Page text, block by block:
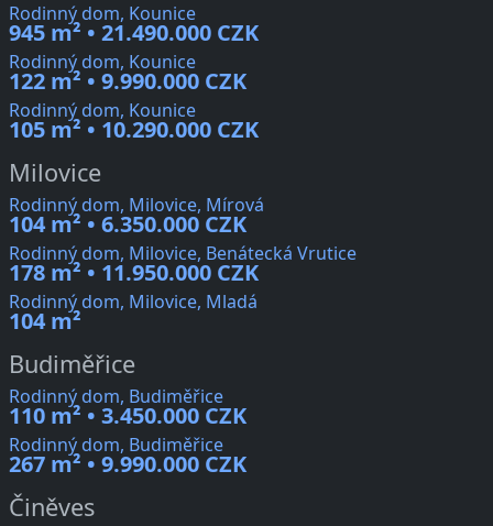
Rodinný dom, Kounice
945 m² • 21.490.000 CZK
Rodinný dom, Kounice
122 m² • 9.990.000 CZK
Rodinný dom, Kounice
105 m² • 10.290.000 CZK
Milovice
Rodinný dom, Milovice, Mírová
104 m² • 6.350.000 CZK
Rodinný dom, Milovice, Benátecká Vrutice
178 m² • 11.950.000 CZK
Rodinný dom, Milovice, Mladá
104 m²
Budiměřice
Rodinný dom, Budiměřice
110 m² • 3.450.000 CZK
Rodinný dom, Budiměřice
267 m² • 9.990.000 CZK
Činěves